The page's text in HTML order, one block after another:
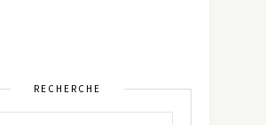
RECHERCHE